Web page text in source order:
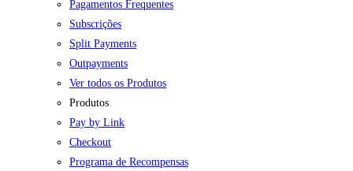
Pagamentos Frequentes
Subscrições
Split Payments
Outpayments
Ver todos os Produtos
Produtos
Pay by Link
Checkout
Programa de Recompensas